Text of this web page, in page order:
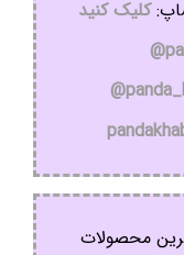
کلیک کنید
محصولات